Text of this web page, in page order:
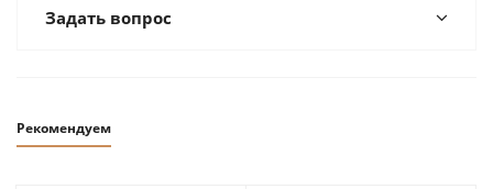
Задать вопрос
Рекомендуем